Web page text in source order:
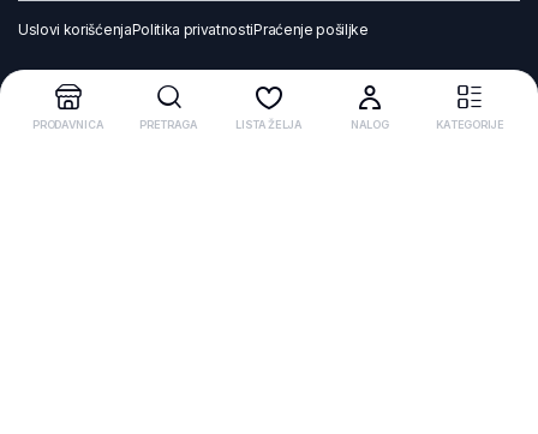
Uslovi korišćenjaPolitika privatnostiPraćenje pošiljke
PRODAVNICA PRETRAGA LISTA ŽELJA NALOG KATEGORIJE